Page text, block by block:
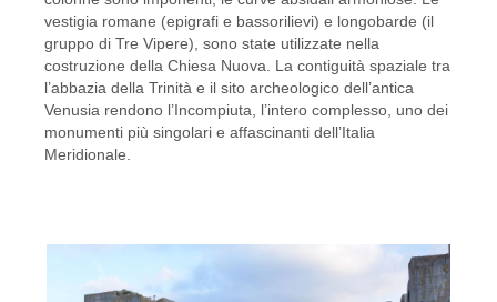
vestigia romane (epigrafi e bassorilievi) e longobarde (il
gruppo di Tre Vipere), sono state utilizzate nella
costruzione della Chiesa Nuova. La contiguità spaziale tra
l’abbazia della Trinità e il sito archeologico dell’antica
Venusia rendono l’Incompiuta, l’intero complesso, uno dei
monumenti più singolari e affascinanti dell’Italia
Meridionale.